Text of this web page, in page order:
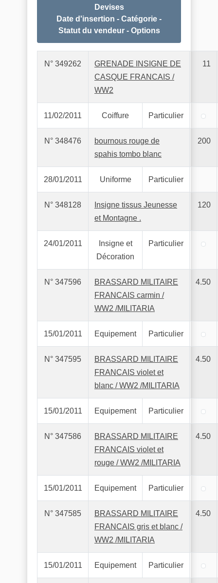
Devises
Date d'insertion - Catégorie -
Statut du vendeur - Options
N° 349262
GRENADE INSIGNE DE
CASQUE FRANCAIS /
WW2
11
11/02/2011 Coiffure Particulier
N° 348476
bournous rouge de
spahis tombo blanc
200
28/01/2011 Uniforme Particulier
N° 348128
Insigne tissus Jeunesse
et Montagne .
120
24/01/2011
Insigne et
Décoration
Particulier
N° 347596
BRASSARD MILITAIRE
FRANCAIS carmin /
WW2 /MILITARIA
4.50
15/01/2011 Equipement Particulier
N° 347595
BRASSARD MILITAIRE
FRANCAIS violet et
blanc / WW2 /MILITARIA
4.50
15/01/2011 Equipement Particulier
N° 347586
BRASSARD MILITAIRE
FRANCAIS violet et
rouge / WW2 /MILITARIA
4.50
15/01/2011 Equipement Particulier
N° 347585
BRASSARD MILITAIRE
FRANCAIS gris et blanc /
WW2 /MILITARIA
4.50
15/01/2011 Equipement Particulier